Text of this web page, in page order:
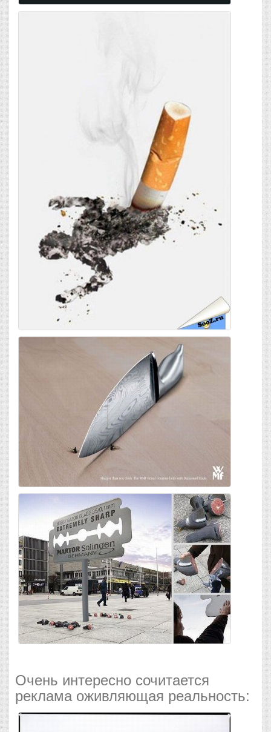
Очень интересно сочитается
реклама оживляющая реальность: